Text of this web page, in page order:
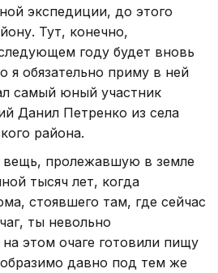
экспедиции, до этого
Тут, конечно,
году будет вновь
я обязательно приму в ней
самый юный участник
Данил Петренко из села
района.
пролежавшую в земле
тысяч лет, когда
стоявшего там, где сейчас
ты невольно
этом очаге готовили пищу
давно под тем же